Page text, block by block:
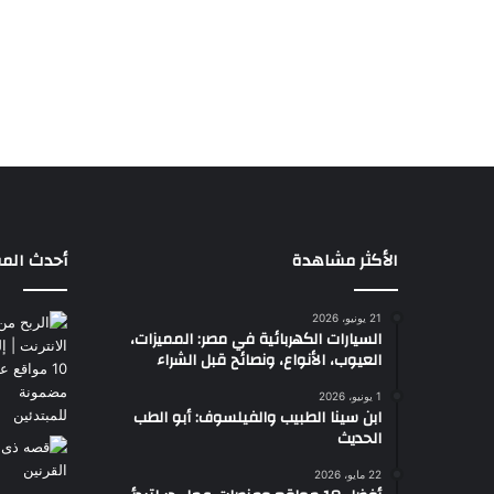
الأكثر مشاهدة
21 يونيو، 2026
السيارات الكهربائية في مصر: المميزات،
العيوب، الأنواع، ونصائح قبل الشراء
1 يونيو، 2026
ابن سينا الطبيب والفيلسوف: أبو الطب
الحديث
22 مايو، 2026
أحدث